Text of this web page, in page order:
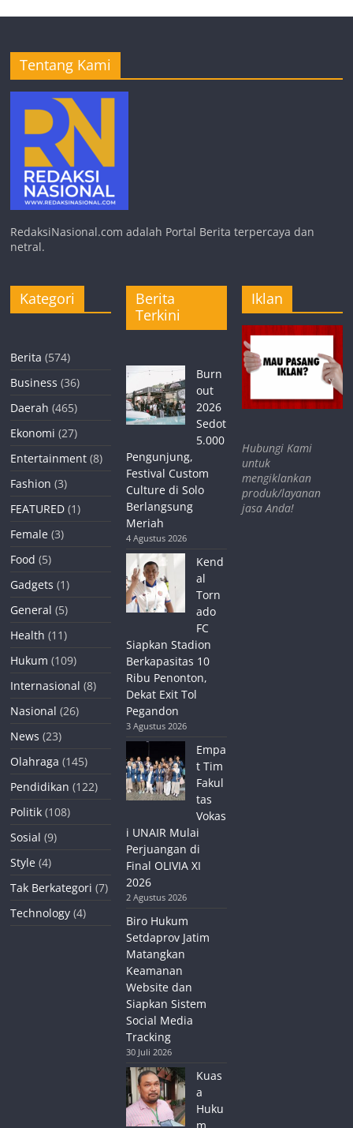
Tentang Kami
RedaksiNasional.com adalah Portal Berita terpercaya dan
netral.
Kategori
Berita (574)
Business (36)
Daerah (465)
Ekonomi (27)
Entertainment (8)
Fashion (3)
FEATURED (1)
Female (3)
Food (5)
Gadgets (1)
General (5)
Health (11)
Hukum (109)
Internasional (8)
Nasional (26)
News (23)
Olahraga (145)
Pendidikan (122)
Politik (108)
Sosial (9)
Style (4)
Tak Berkategori (7)
Technology (4)
Berita
Terkini
Burn
out
2026
Sedot
5.000
Pengunjung,
Festival Custom
Culture di Solo
Berlangsung
Meriah
4 Agustus 2026
Kend
al
Torn
ado
FC
Siapkan Stadion
Berkapasitas 10
Ribu Penonton,
Dekat Exit Tol
Pegandon
3 Agustus 2026
Empa
t Tim
Fakul
tas
Vokas
i UNAIR Mulai
Perjuangan di
Final OLIVIA XI
2026
2 Agustus 2026
Biro Hukum
Setdaprov Jatim
Matangkan
Keamanan
Website dan
Siapkan Sistem
Social Media
Tracking
30 Juli 2026
Kuas
a
Huku
Iklan
Hubungi Kami
untuk
mengiklankan
produk/layanan
jasa Anda!